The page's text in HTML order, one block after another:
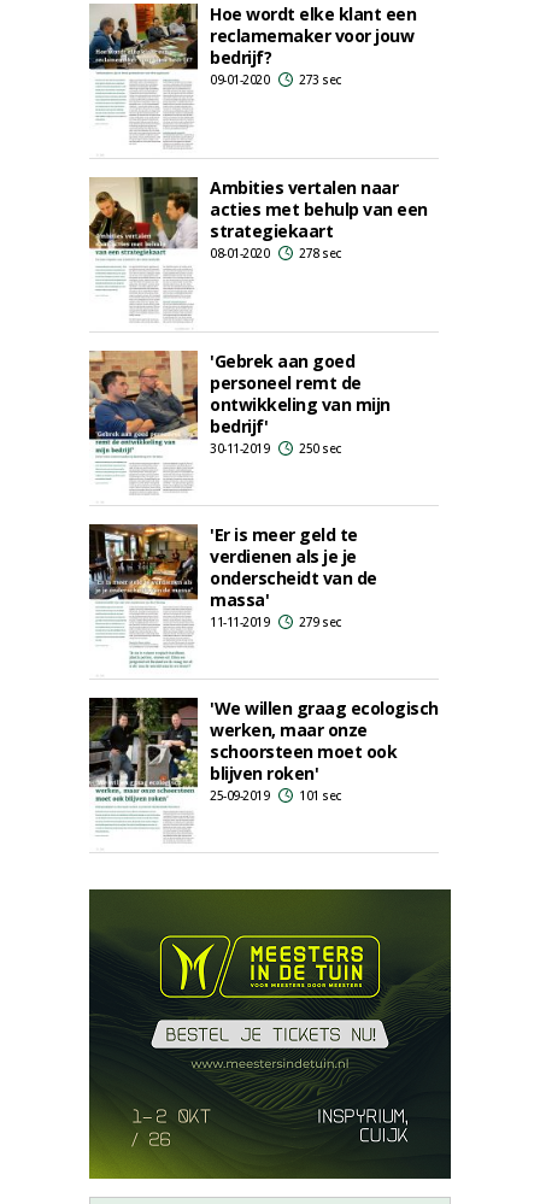
Hoe wordt elke klant een
reclamemaker voor jouw
bedrijf?
09-01-2020 273 sec
Ambities vertalen naar
acties met behulp van een
strategiekaart
08-01-2020 278 sec
'Gebrek aan goed
personeel remt de
ontwikkeling van mijn
bedrijf'
30-11-2019 250 sec
'Er is meer geld te
verdienen als je je
onderscheidt van de
massa'
11-11-2019 279 sec
'We willen graag ecologisch
werken, maar onze
schoorsteen moet ook
blijven roken'
25-09-2019 101 sec